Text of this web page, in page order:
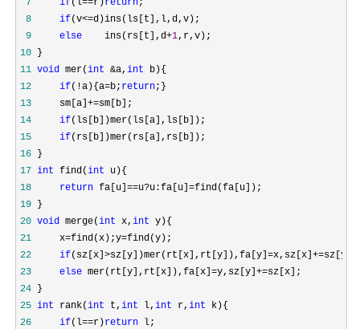
7
if(l==r)return
8
if(v<=
9
else
    ins(rs[t],d+
1
10
11 void mer(int &a, int
12
if(!a){a=b; return
13
     sm[a]+=
14
if
15
if
16
17 int find(int
18
return fa[u]==u?u:fa[u]=
19
20 void merge(int x, int
21
     x=find(x);y=
22
if(sz[x]>sz[y])mer(rt[x],rt[y]),fa[y]=x,sz[x]+=
23
else mer(rt[y],rt[x]),fa[x]=y,sz[y]+=
24
25 int rank(int t, int l, int r, int
26
if(l==r)return